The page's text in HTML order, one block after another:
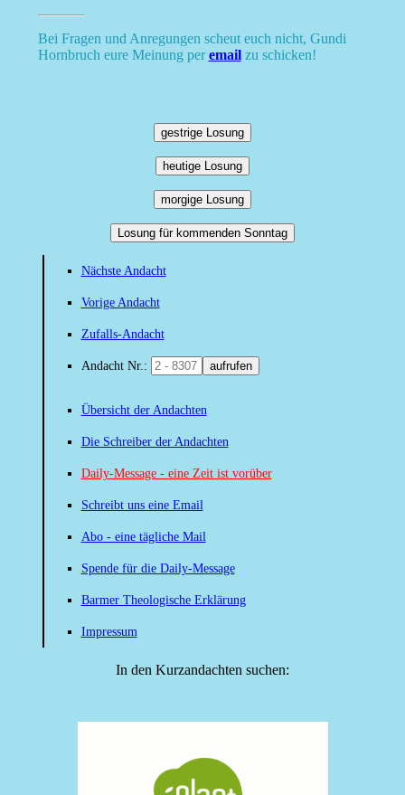
Bei Fragen und Anregungen scheut euch nicht, Gundi
Hornbruch eure Meinung peremailzu schicken!
gestrige Losung
heutige Losung
morgige Losung
Losung für kommenden Sonntag
Nächste Andacht
Vorige Andacht
Zufalls-Andacht
Andacht Nr.: aufrufen
Übersicht der Andachten
Die Schreiber der Andachten
Daily-Message - eine Zeit ist vorüber
Schreibt uns eine Email
Abo - eine tägliche Mail
Spende für die Daily-Message
Barmer Theologische Erklärung
Impressum
In den Kurzandachten suchen: